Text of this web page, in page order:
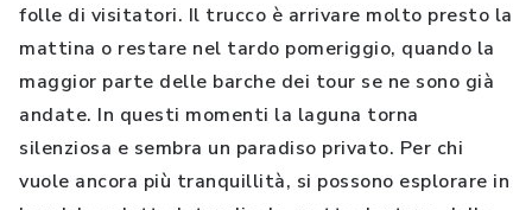
folle di visitatori. Il trucco è arrivare molto presto la
mattina o restare nel tardo pomeriggio, quando la
maggior parte delle barche dei tour se ne sono già
andate. In questi momenti la laguna torna
silenziosa e sembra un paradiso privato. Per chi
vuole ancora più tranquillità, si possono esplorare in